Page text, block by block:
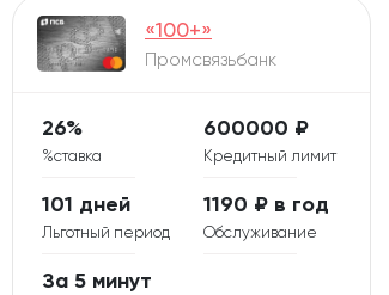
«100+»
Промсвязьбанк
%ставка
26%
Кредитный лимит
600000 ₽
Льготный период
101 дней
Обслуживание
1190 ₽ в год
За 5 минут